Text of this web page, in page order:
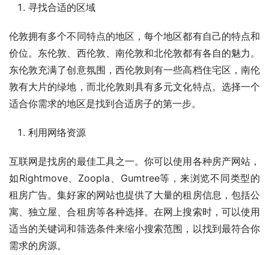
寻找合适的区域
伦敦拥有多个不同特点的地区，每个地区都有自己的特点和
价位。东伦敦、西伦敦、南伦敦和北伦敦都有各自的魅力。
东伦敦充满了创意氛围，西伦敦则有一些高档住宅区，南伦
敦有大片的绿地，而北伦敦则具有多元文化特点。选择一个
适合你需求的地区是找到合适房子的第一步。
利用网络资源
互联网是找房的最佳工具之一。你可以使用各种房产网站，
如Rightmove、Zoopla、Gumtree等，来浏览不同类型的
租房广告。集好家的网站也提供了大量的租房信息，包括公
寓、独立屋、合租房等各种选择。在网上搜索时，可以使用
适当的关键词和筛选条件来缩小搜索范围，以找到最符合你
需求的房源。